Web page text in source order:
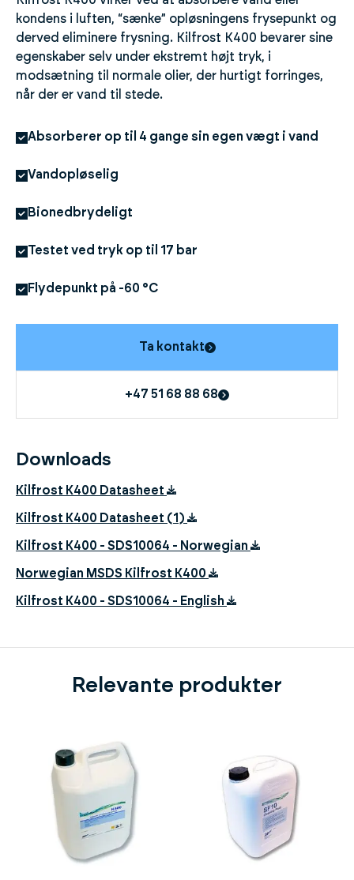
kondens i luften, “sænke” opløsningens frysepunkt og
derved eliminere frysning. Kilfrost K400 bevarer sine
egenskaber selv under ekstremt højt tryk, i
modsætning til normale olier, der hurtigt forringes,
når der er vand til stede.
Absorberer op til 4 gange sin egen vægt i vand
Vandopløselig
Bionedbrydeligt
Testet ved tryk op til 17 bar
Flydepunkt på -60 °C
Ta kontakt
+47 51 68 88 68
Downloads
Kilfrost K400 Datasheet
Kilfrost K400 Datasheet (1)
Kilfrost K400 - SDS10064 - Norwegian
Norwegian MSDS Kilfrost K400
Kilfrost K400 - SDS10064 - English
Relevante produkter